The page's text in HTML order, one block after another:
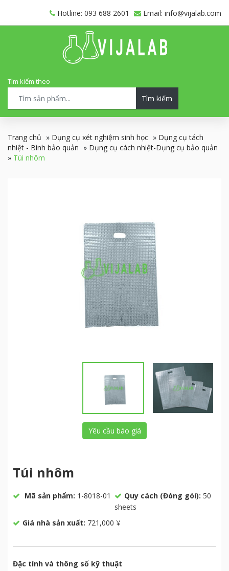
Hotline: 093 688 2601 Email: info@vijalab.com
Tìm kiếm theo
Tìm kiếm
Trang chủ » Dụng cụ xét nghiệm sinh học » Dụng cụ tách
nhiệt - Bình bảo quản » Dụng cụ cách nhiệt-Dụng cụ bảo quản
» Túi nhôm
Yêu cầu báo giá
Túi nhôm
Mã sản phẩm: 1-8018-01 Quy cách (Đóng gói): 50
sheets
Giá nhà sản xuất: 721,000 ¥
Đặc tính và thông số kỹ thuật